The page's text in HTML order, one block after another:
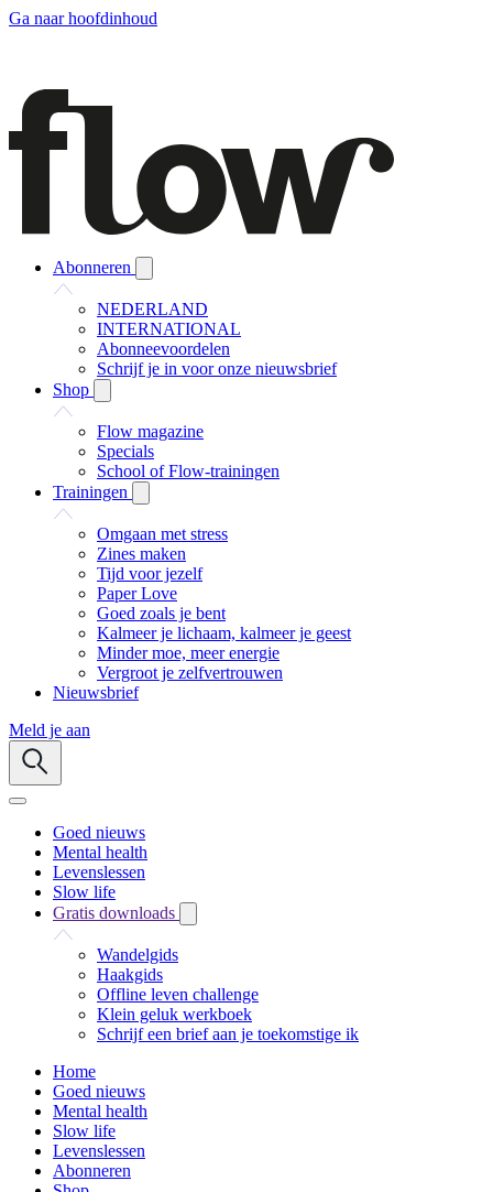
Ga naar hoofdinhoud
Abonneren
NEDERLAND
INTERNATIONAL
Abonneevoordelen
Schrijf je in voor onze nieuwsbrief
Shop
Flow magazine
Specials
School of Flow-trainingen
Trainingen
Omgaan met stress
Zines maken
Tijd voor jezelf
Paper Love
Goed zoals je bent
Kalmeer je lichaam, kalmeer je geest
Minder moe, meer energie
Vergroot je zelfvertrouwen
Nieuwsbrief
Meld je aan
Goed nieuws
Mental health
Levenslessen
Slow life
Gratis downloads
Wandelgids
Haakgids
Offline leven challenge
Klein geluk werkboek
Schrijf een brief aan je toekomstige ik
Home
Goed nieuws
Mental health
Slow life
Levenslessen
Abonneren